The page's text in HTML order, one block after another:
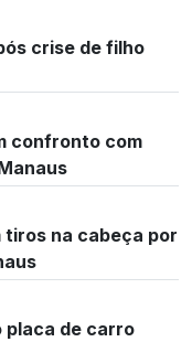
crise de filho
confronto com
tiros na cabeça por
placa de carro